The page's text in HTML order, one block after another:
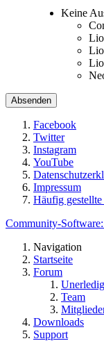
Keine
Facebook
Twitter
Instagram
YouTube
Impressum
Häufig gestellte
Community-Software:
Navigation
Startseite
Forum
Team
Downloads
Support